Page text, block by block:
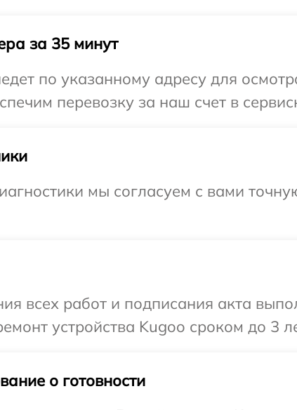
за 35 минут
по указанному адресу для
перевозку за наш счет в
мы согласуем с вами
всех работ и подписания акта
устройства Kugoo сроком до 3
о готовности